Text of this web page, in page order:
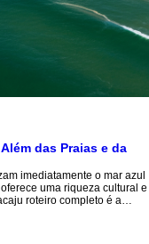
das Praias e da
imediatamente o mar azul
uma riqueza cultural e
roteiro completo é a
famosas praias e da
acolhedora e que